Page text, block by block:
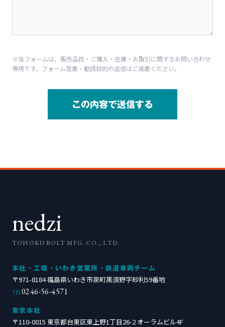
※当フォームは、販売品目・ご購入・在庫・お取引に関するお問い合わせ
専用です。フォーム営業・勧誘目的の送信はご遠慮ください。
この内容で送信する
nedzi
TOHOKU BOLT MFG. CO., LTD.
本社・工場・いわき営業所・鉄道車両チーム
〒971-8184 福島県いわき市泉町黒須野字砂利59番地
TEL 0246-56-4571
東京本社
〒110-0015 東京都台東区東上野1丁目26-2 オーラムビル4F